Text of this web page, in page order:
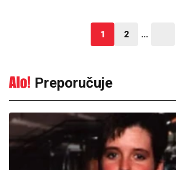
1 2 ...
Preporučuje